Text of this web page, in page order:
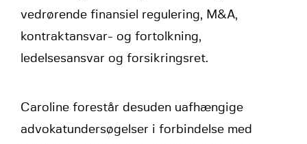
vedrørende finansiel regulering, M&A,
kontraktansvar- og fortolkning,
ledelsesansvar og forsikringsret.
Caroline forestår desuden uafhængige
advokatundersøgelser i forbindelse med